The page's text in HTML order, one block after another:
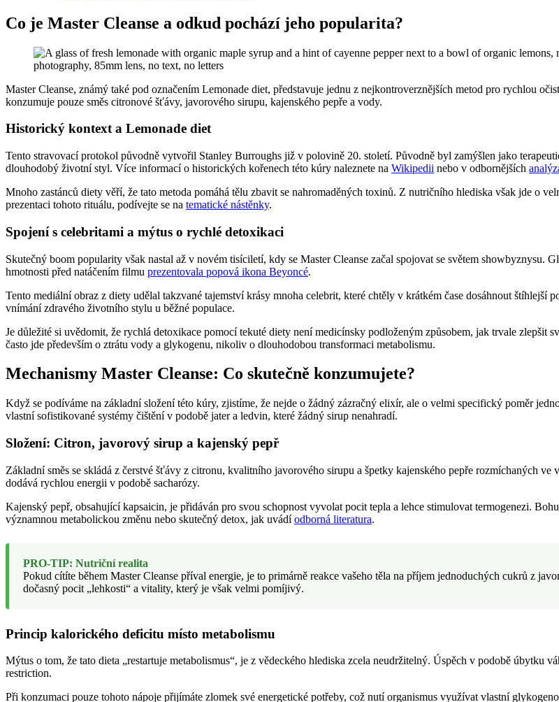
Co je Master Cleanse a odkud pochází jeho popularita?
Master Cleanse, známý také pod označením Lemonade diet, představuje jednu z nejkontroverznějších metod pro rychlou
konzumuje pouze směs citronové šťávy, javorového sirupu, kajenského pepře a vody.
Historický kontext a Lemonade diet
Tento stravovací protokol původně vytvořil Stanley Burroughs již v polovině 20. století. Původně byl zamýšlen jako
dlouhodobý životní styl. Více informací o historických kořenech této kúry naleznete na Wikipedii nebo v odbornějších
Mnoho zastánců diety věří, že tato metoda pomáhá tělu zbavit se nahromaděných toxinů. Z nutričního hlediska však jde o
prezentaci tohoto rituálu, podívejte se na tematické nástěnky.
Spojení s celebritami a mýtus o rychlé detoxikaci
Skutečný boom popularity však nastal až v novém tisíciletí, kdy se Master Cleanse začal spojovat se světem showbyznysu.
hmotnosti před natáčením filmu prezentovala popová ikona Beyoncé.
Tento mediální obraz z diety udělal takzvané tajemství krásy mnoha celebrit, které chtěly v krátkém čase dosáhnout štíhlejší
vnímání zdravého životního stylu u běžné populace.
Je důležité si uvědomit, že rychlá detoxikace pomocí tekuté diety není medicínsky podloženým způsobem, jak trvale
často jde především o ztrátu vody a glykogenu, nikoliv o dlouhodobou transformaci metabolismu.
Mechanismy Master Cleanse: Co skutečně konzumujete?
Když se podíváme na základní složení této kúry, zjistíme, že nejde o žádný zázračný elixír, ale o velmi specifický poměr
vlastní sofistikované systémy čištění v podobě jater a ledvin, které žádný sirup nenahradí.
Složení: Citron, javorový sirup a kajenský pepř
Základní směs se skládá z čerstvé šťávy z citronu, kvalitního javorového sirupu a špetky kajenského pepře rozmíchaných
dodává rychlou energii v podobě sacharózy.
Kajenský pepř, obsahující kapsaicin, je přidáván pro svou schopnost vyvolat pocit tepla a lehce stimulovat termogenezi.
významnou metabolickou změnu nebo skutečný detox, jak uvádíodborná literatura.
PRO-TIP: Nutriční realita
Pokud cítíte během Master Cleanse příval energie, je to primárně reakce vašeho těla na příjem jednoduchých cukrů z
dočasný pocit „lehkosti“ a vitality, který je však velmi pomíjivý.
Princip kalorického deficitu místo metabolismu
Mýtus o tom, že tato dieta „restartuje metabolismus“, je z vědeckého hlediska zcela neudržitelný. Úspěch v podobě úbytku
restriction.
Při konzumaci pouze tohoto nápoje přijímáte zlomek své energetické potřeby, což nutí organismus využívat vlastní